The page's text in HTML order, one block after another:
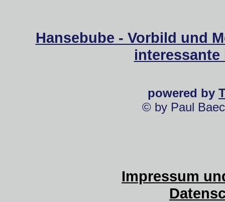
Hansebube - Vorbild und
powered by
© by Paul
Impressum